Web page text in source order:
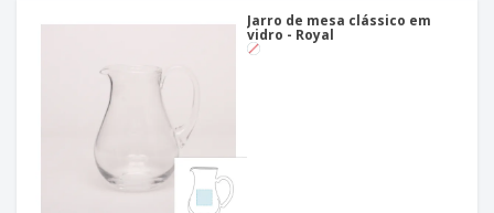
Jarro de mesa clássico em
vidro - Royal